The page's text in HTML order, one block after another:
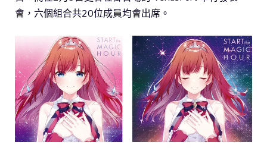
會，六個組合共20位成員均會出席。